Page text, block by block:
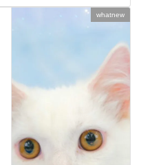
whatnew